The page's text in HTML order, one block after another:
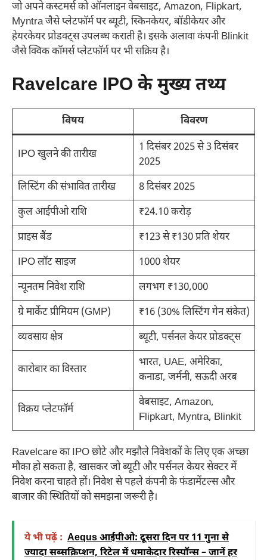
जो अपने कस्टमर्स को ऑनलाइन वेबसाइट, Amazon, Flipkart,
Myntra जैसे प्लेटफॉर्म पर ब्यूटी, स्किनकेयर, बाॅडीकेयर और
हेयरकेयर प्रोडक्ट्स उपलब्ध कराती है। इसके अलावा कंपनी Blinkit
जैसे क्विक कॉमर्स प्लेटफॉर्म पर भी सक्रिय है।
Ravelcare IPO के मुख्य तथ्य
विषय विवरण
IPO खुलने की तारीख
1 दिसंबर 2025 से 3 दिसंबर
2025
लिस्टिंग की संभावित तारीख
8 दिसंबर 2025
कुल आईपीओ राशि
₹24.10 करोड़
प्राइस बैंड
₹123 से ₹130 प्रति शेयर
IPO लॉट साइज
1000 शेयर
न्यूनतम निवेश राशि
लगभग ₹130,000
ग्रे मार्केट प्रीमियम (GMP)
₹16 (30% लिस्टिंग गेन संकेत)
व्यवसाय क्षेत्र
ब्यूटी, पर्सनल केयर प्रोडक्ट्स
कारोबार का विस्तार
भारत, UAE, अमेरिका,
कनाडा, जर्मनी, सऊदी अरब
विक्रय प्लेटफॉर्म
वेबसाइट, Amazon,
Flipkart, Myntra, Blinkit
Ravelcare का IPO छोटे और मझौले निवेशकों के लिए एक अच्छा
मौका हो सकता है, खासकर जो ब्यूटी और पर्सनल केयर सेक्टर में
निवेश करना चाहते हों। निवेश से पहले कंपनी के फंडामेंटल्स और
बाजार की स्थितियों को समझना जरूरी है।
ये भी पढ़ें : Aequs आईपीओ: दूसरा दिन पर 11 गुना से
ज्यादा सब्सक्रिप्शन, रिटेल में धमाकेदार रिस्पॉन्स – जानें हर